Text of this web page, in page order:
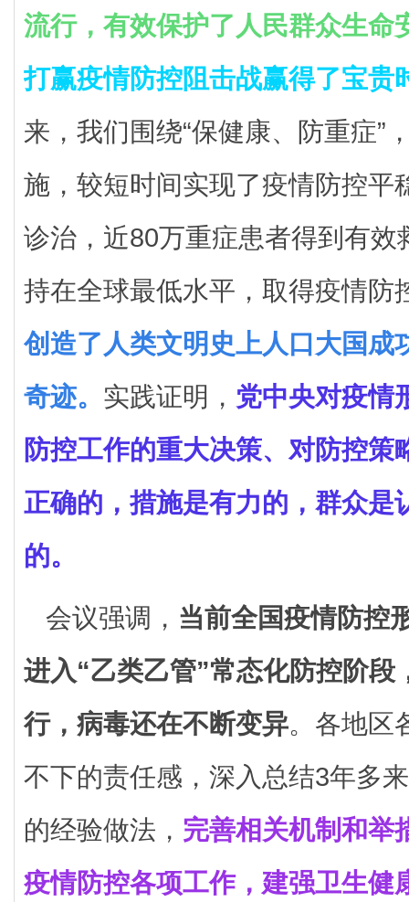
流行， 有效保护了人民群众生命
打赢疫情防控阻击战赢得了宝贵
来，我们围绕“保健康、防重症”
施，较短时间实现了疫情防控平
诊治，近80万重症患者得到有效
持在全球最低水平，取得疫情防
创造了人类文明史上人口大国成
奇迹。 实践证明， 党中央对疫情
防控工作的重大决策、对防控策
正确的，措施是有力的，群众是
的。
会议强调， 当前全国疫情防控
进入“乙类乙管”常态化防控阶段
行，病毒还在不断变异。各地区
不下的责任感，深入总结3年多
的经验做法， 完善相关机制和举
疫情防控各项工作，建强卫生健